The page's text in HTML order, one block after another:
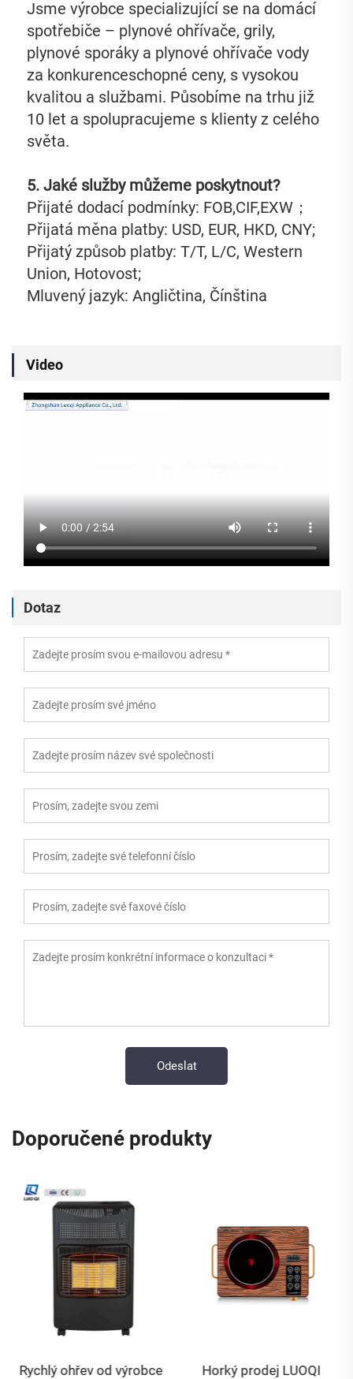
Jsme výrobce specializující se na domácí
spotřebiče – plynové ohřívače, grily,
plynové sporáky a plynové ohřívače vody
za konkurenceschopné ceny, s vysokou
kvalitou a službami. Působíme na trhu již
10 let a spolupracujeme s klienty z celého
světa.
5. Jaké služby můžeme poskytnout?
Přijaté dodací podmínky: FOB,CIF,EXW；
Přijatá měna platby: USD, EUR, HKD, CNY;
Přijatý způsob platby: T/T, L/C, Western
Union, Hotovost;
Mluvený jazyk: Angličtina, Čínština
Video
Dotaz
Doporučené produkty
Rychlý ohřev od výrobce
Horký prodej LUOQI